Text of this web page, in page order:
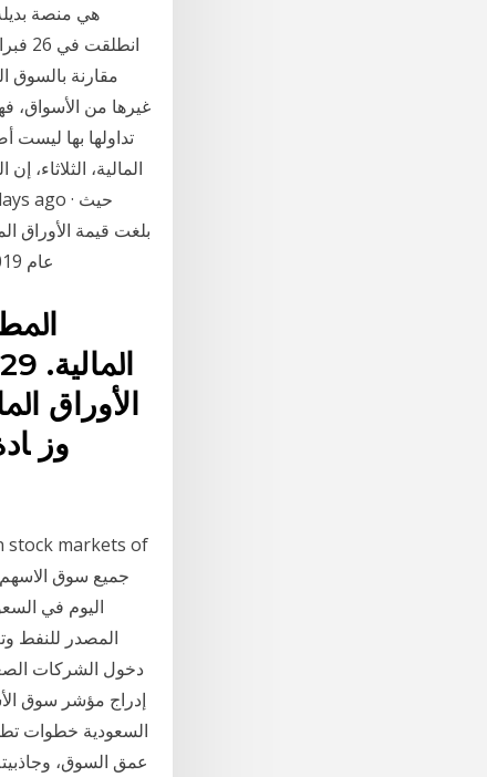
مقارنة بالسوق
غيرها من الأسواق،
تداولها بها ليست
عام 2019، ومع الأخذ في الاعتبار إصدارات تعديل القيمة الاسمية وإصدارات تخفيض رأس المال
وز
اليوم في
المصدر للنفط
دخول الشركات
إدراج مؤشر سوق
السعودية خطوات
عمق السوق،